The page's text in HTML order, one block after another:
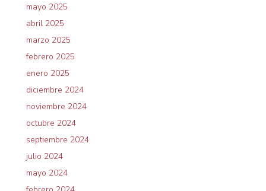
mayo 2025
abril 2025
marzo 2025
febrero 2025
enero 2025
diciembre 2024
noviembre 2024
octubre 2024
septiembre 2024
julio 2024
mayo 2024